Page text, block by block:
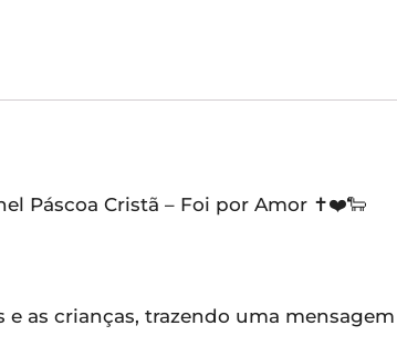
Páscoa Cristã – Foi por Amor ✝️❤️🐑
as crianças, trazendo uma